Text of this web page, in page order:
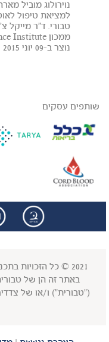
נוירולוג מוביל
למציאת טיפול
טבורי. ד"ר מייקל
ממכון Sutter Neuroscience Institute בקליפורניה ...
נוצר ב-09 יוני 2015
שותפים עסקים
2021 © כל הזכויות
באתר זה הן של
("טבורית") ו/או של